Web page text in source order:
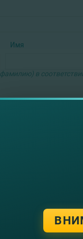
Имя
в
для получения PIN-
себе указанный
данных